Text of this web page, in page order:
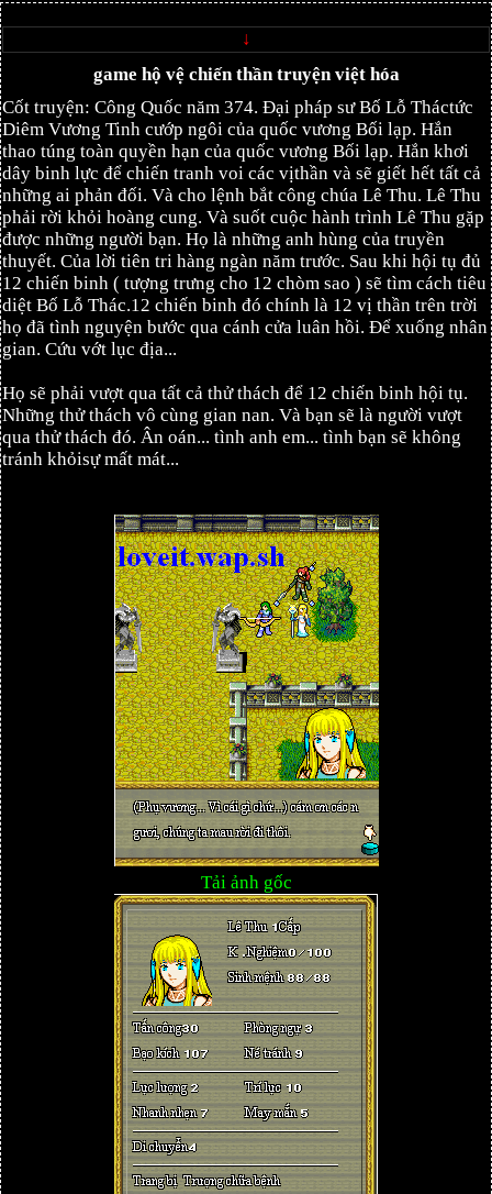
↓
game hộ vệ chiến thần truyện việt hóa
Cốt truyện: Công Quốc năm 374. Đại pháp sư Bố Lỗ Tháctức
Diêm Vương Tinh cướp ngôi của quốc vương Bối lạp. Hắn
thao túng toàn quyền hạn của quốc vương Bối lạp. Hắn khơi
dây binh lực để chiến tranh voi các vịthần và sẽ giết hết tất cả
những ai phản đối. Và cho lệnh bắt công chúa Lê Thu. Lê Thu
phải rời khỏi hoàng cung. Và suốt cuộc hành trình Lê Thu gặp
được những người bạn. Họ là những anh hùng của truyền
thuyết. Của lời tiên tri hàng ngàn năm trước. Sau khi hội tụ đủ
12 chiến binh ( tượng trưng cho 12 chòm sao ) sẽ tìm cách tiêu
diệt Bố Lỗ Thác.12 chiến binh đó chính là 12 vị thần trên trời
họ đã tình nguyện bước qua cánh cửa luân hồi. Để xuống nhân
gian. Cứu vớt lục địa...
Họ sẽ phải vượt qua tất cả thử thách để 12 chiến binh hội tụ.
Những thử thách vô cùng gian nan. Và bạn sẽ là người vượt
qua thử thách đó. Ân oán... tình anh em... tình bạn sẽ không
tránh khỏisự mất mát...
Tải ảnh gốc